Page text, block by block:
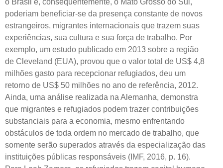
o Brasil e, consequentemente, o Mato Grosso do Sul,
poderiam beneficiar-se da presença constante de novos
estrangeiros, migrantes internacionais que trazem suas
experiências, sua cultura e sua força de trabalho. Por
exemplo, um estudo publicado em 2013 sobre a região
de Cleveland (EUA), provou que o valor total de US$ 4,8
milhões gasto para recepcionar refugiados, deu um
retorno de US$ 50 milhões no ano de referência, 2012.
Ainda, uma análise realizada na Alemanha, demonstra
que migrantes e refugiados podem trazer contribuições
substanciais para a economia, mesmo enfrentando
obstáculos de toda ordem no mercado de trabalho, que
somente serão superados através da especialização das
instituições públicas responsáveis (IMF, 2016, p. 16).